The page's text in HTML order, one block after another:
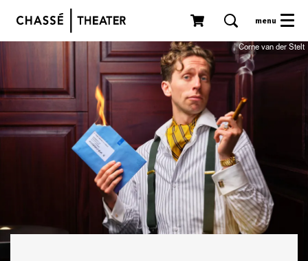
menu
Corne van der Stelt